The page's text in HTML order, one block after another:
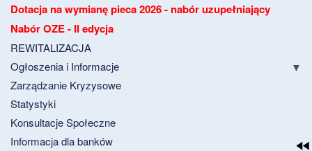
Dotacja na wymianę pieca 2026 - nabór uzupełniający
Nabór OZE - II edycja
REWITALIZACJA
Ogłoszenia i Informacje
Zarządzanie Kryzysowe
Statystyki
Konsultacje Społeczne
Informacja dla banków